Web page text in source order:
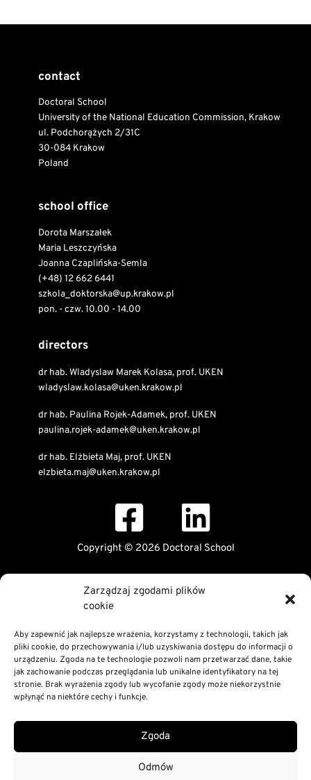
Zarządzaj zgodami plików
cookie
Aby zapewnić jak najlepsze wrażenia, korzystamy z technologii, takich jak
pliki cookie, do przechowywania i/lub uzyskiwania dostępu do informacji o
urządzeniu. Zgoda na te technologie pozwoli nam przetwarzać dane, takie
jak zachowanie podczas przeglądania lub unikalne identyfikatory na tej
stronie. Brak wyrażenia zgody lub wycofanie zgody może niekorzystnie
wpłynąć na niektóre cechy i funkcje.
Zgoda
Odmów
contact
Doctoral School
University of the National Education Commission, Krakow
ul. Podchorążych 2/31C
30-084 Krakow
Poland
school office
Dorota Marszałek
Maria Leszczyńska
Joanna Czaplińska-Semla
(+48) 12 662 6441
szkola_doktorska@up.krakow.pl
pon. - czw. 10.00 - 14.00
directors
dr hab. Wladyslaw Marek Kolasa, prof. UKEN
wladyslaw.kolasa@uken.krakow.pl
dr hab. Paulina Rojek-Adamek, prof. UKEN
paulina.rojek-adamek@uken.krakow.pl
dr hab. Elżbieta Maj, prof. UKEN
elzbieta.maj@uken.krakow.pl
Copyright © 2026 Doctoral School
Declaration of digital accessibility
RODO Statement